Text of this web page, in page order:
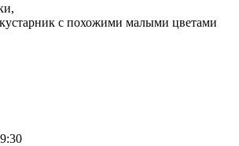
с похожими малыми цветами